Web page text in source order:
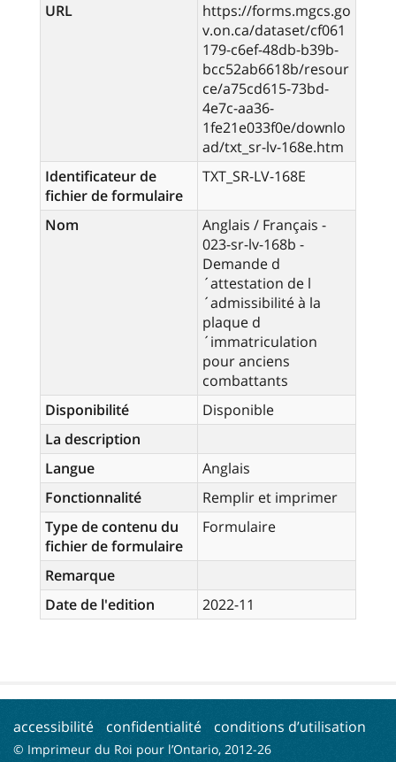
URL
https://forms.mgcs.go
v.on.ca/dataset/cf061
179-c6ef-48db-b39b-
bcc52ab6618b/resour
ce/a75cd615-73bd-
4e7c-aa36-
1fe21e033f0e/downlo
ad/txt_sr-lv-168e.htm
Identificateur de
fichier de formulaire
TXT_SR-LV-168E
Nom
Anglais / Français -
023-sr-lv-168b -
Demande d
´attestation de l
´admissibilité à la
plaque d
´immatriculation
pour anciens
combattants
Disponibilité
Disponible
La description
Langue
Anglais
Fonctionnalité
Remplir et imprimer
Type de contenu du
fichier de formulaire
Formulaire
Remarque
Date de l'edition
2022-11
accessibilité confidentialité conditions d’utilisation
© Imprimeur du Roi pour l’Ontario, 2012-26